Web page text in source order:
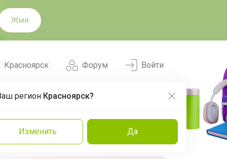
Жми
Форум
Красноярск
регион Красноярск?
Изменить Да
Войти
Команда Эксперты